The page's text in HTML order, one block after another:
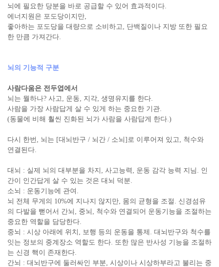
뇌에 필요한 당분을 바로 공급할 수 있어 효과적이다.
에너지원은 포도당이지만,
좋아하는 포도당을 대량으로 소비하고, 단백질이나 지방 또한 필요
한 만큼 가져간다.
뇌의 기능적 구분
사람다움은 전두엽에서
뇌는 뭘하나? 사고, 운동, 지각, 생명유지를 한다.
사람을 가장 사람답게 살 수 있게 하는 중요한 기관.
(동물에 비해 훨씬 진화된 뇌가 사람을 사람답게 한다.)
다시 한번, 뇌는 [대뇌반구 / 뇌간 / 소뇌]로 이루어져 있고, 척수와
연결된다.
대뇌 : 실제 뇌의 대부분을 차지, 사고능력, 운동 감각 능력 지님. 인
간이 인간답게 살 수 있는 것은 대뇌 덕분.
소뇌 : 운동기능에 관여.
뇌 전체 무게의 10%에 지나지 않지만, 몸의 균형을 조절. 신경섬유
의 다발을 뻗어서 간뇌, 중뇌, 척수와 연결되어 운동기능을 조절하는
중요한 역할을 담당한다.
중뇌 : 시상 아래에 위치, 보행 등의 운동을 통제. 대뇌반구와 척수를
잇는 정보의 중계장소 역할도 한다. 또한 많은 반사성 기능을 조절하
는 신경 핵이 존재한다.
간뇌 : 대뇌반구에 둘러싸인 부분, 시상이나 시상하부라고 불리는 중